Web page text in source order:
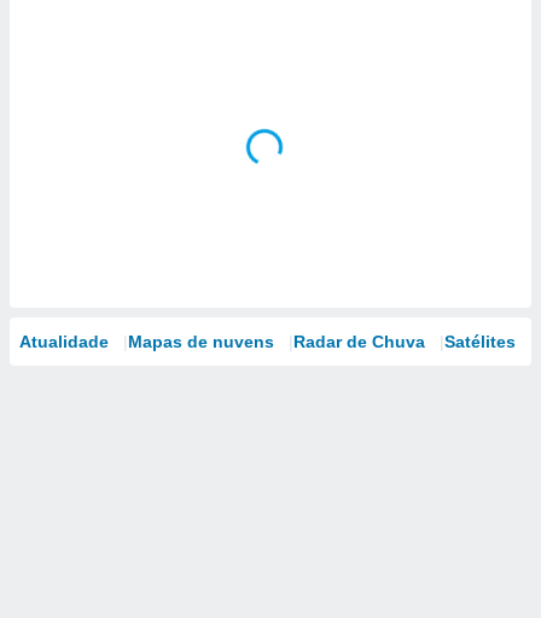
Atualidade Mapas de nuvens Radar de Chuva Satélites